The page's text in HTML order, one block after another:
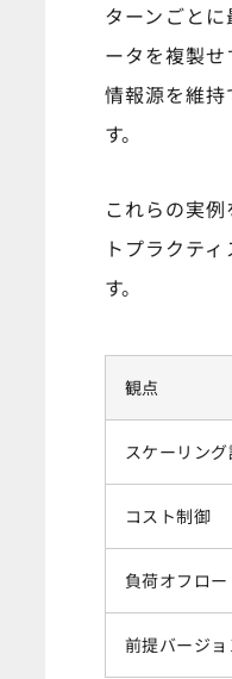
ターンごと
ータを複製
情報源を維
す。
これらの実
トプラクテ
す。
観点
スケーリング
コスト制御
負荷オフロー
前提バージョ